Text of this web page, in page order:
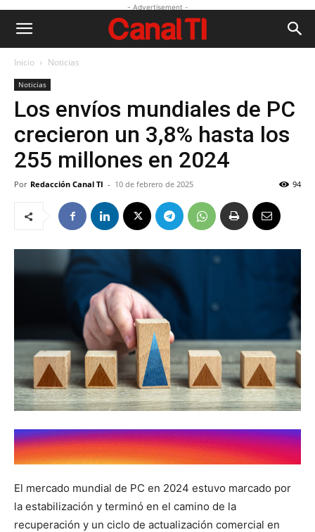
- Advertisement -
Inicio Noticias
Noticias
Los envíos mundiales de PC
crecieron un 3,8% hasta los
255 millones en 2024
Por Redacción Canal TI - 10 de febrero de 2025 94
El mercado mundial de PC en 2024 estuvo marcado por
la estabilización y terminó en el camino de la
recuperación y un ciclo de actualización comercial en